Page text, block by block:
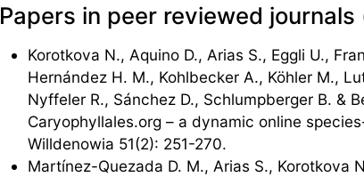
Papers in peer reviewed
Korotkova N., Aquino D., Arias S., Eggli U.,
Hernández H. M., Kohlbecker A., Köhler M.,
Nyffeler R., Sánchez D., Schlumpberger B. &
Caryophyllales.org – a dynamic online
Willdenowia 51(2): 251-270.
Martínez-Quezada D. M., Arias S., Korotkova